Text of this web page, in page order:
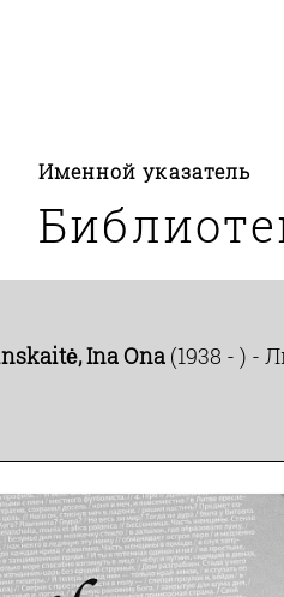
Именной указатель
Ina Ona (1938 - ) -